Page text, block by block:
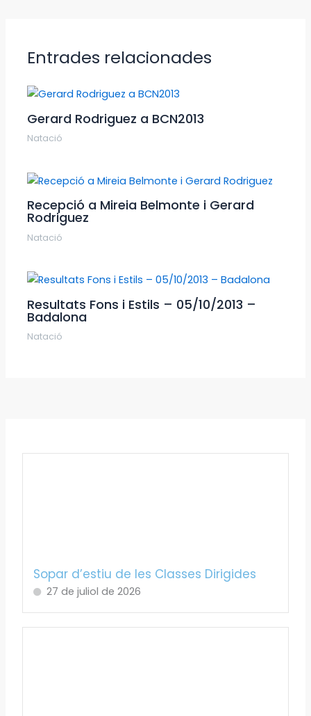
Entrades relacionades
Gerard Rodriguez a BCN2013
Natació
Recepció a Mireia Belmonte i Gerard
Rodriguez
Natació
Resultats Fons i Estils – 05/10/2013 –
Badalona
Natació
Sopar d’estiu de les Classes Dirigides
27 de juliol de 2026